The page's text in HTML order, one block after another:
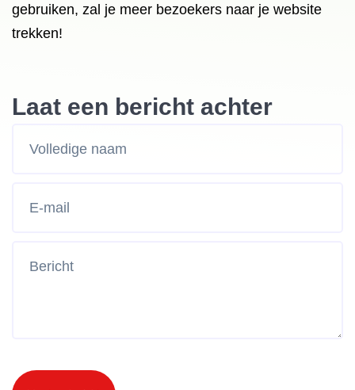
gebruiken, zal je meer bezoekers naar je website
trekken!
Laat een bericht achter